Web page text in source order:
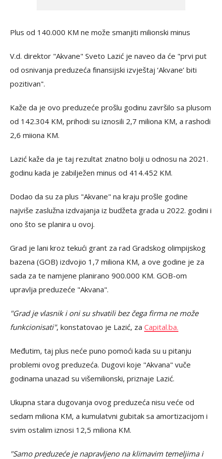
Plus od 140.000 KM ne može smanjiti milionski minus
V.d. direktor "Akvane" Sveto Lazić je naveo da će "prvi put
od osnivanja preduzeća finansijski izvještaj ‘Akvane’ biti
pozitivan".
Kaže da je ovo preduzeće prošlu godinu završilo sa plusom
od 142.304 KM, prihodi su iznosili 2,7 miliona KM, a rashodi
2,6 miiona KM.
Lazić kaže da je taj rezultat znatno bolji u odnosu na 2021.
godinu kada je zabilježen minus od 414.452 KM.
Dodao da su za plus "Akvane" na kraju prošle godine
najviše zaslužna izdvajanja iz budžeta grada u 2022. godini i
ono što se planira u ovoj.
Grad je lani kroz tekući grant za rad Gradskog olimpijskog
bazena (GOB) izdvojio 1,7 miliona KM, a ove godine je za
sada za te namjene planirano 900.000 KM. GOB-om
upravlja preduzeće "Akvana".
"Grad je vlasnik i oni su shvatili bez čega firma ne može
funkcionisati", konstatovao je Lazić, za Capital.ba.
Međutim, taj plus neće puno pomoći kada su u pitanju
problemi ovog preduzeća. Dugovi koje "Akvana" vuče
godinama unazad su višemilionski, priznaje Lazić.
Ukupna stara dugovanja ovog preduzeća nisu veće od
sedam miliona KM, a kumulatvni gubitak sa amortizacijom i
svim ostalim iznosi 12,5 miliona KM.
"Samo preduzeće je napravljeno na klimavim temeljima i